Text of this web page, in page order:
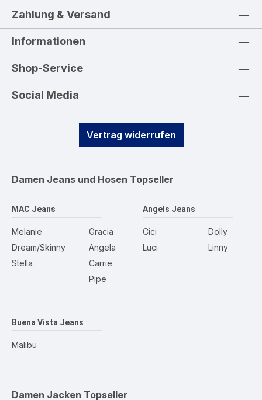
Zahlung & Versand
Informationen
Shop-Service
Social Media
Vertrag widerrufen
Damen Jeans und Hosen Topseller
MAC Jeans
Melanie
Dream/Skinny
Stella
Gracia
Angela
Carrie
Pipe
Angels Jeans
Cici
Luci
Dolly
Linny
Buena Vista Jeans
Malibu
Damen Jacken Topseller